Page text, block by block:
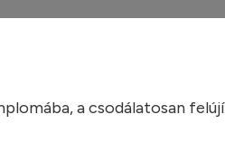
a csodálatosan